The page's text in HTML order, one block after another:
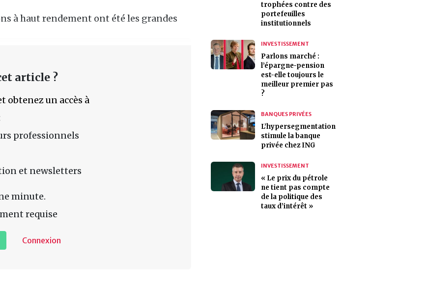
à haut rendement ont été les grandes
article ?
un accès à
professionnels
et newsletters
minute.
requise
Connexion
trophées contre des
portefeuilles
institutionnels
INVESTISSEMENT
Parlons marché :
l’épargne-pension
est-elle toujours le
meilleur premier pas
?
BANQUES PRIVÉES
L’hypersegmentation
stimule la banque
privée chez ING
INVESTISSEMENT
« Le prix du pétrole
ne tient pas compte
de la politique des
taux d’intérêt »